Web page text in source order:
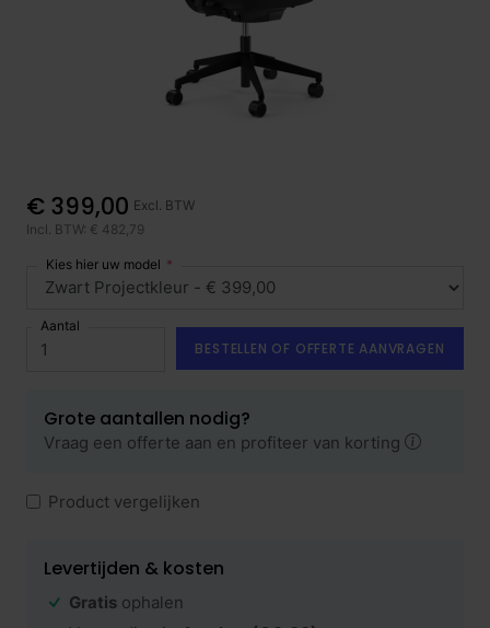
€ 399,00 Excl. BTW
Incl. BTW: € 482,79
Kies hier uw model
Aantal
BESTELLEN OF OFFERTE AANVRAGEN
Grote aantallen nodig?
Vraag een offerte aan en profiteer van korting
Product vergelijken
Levertijden & kosten
Gratis ophalen